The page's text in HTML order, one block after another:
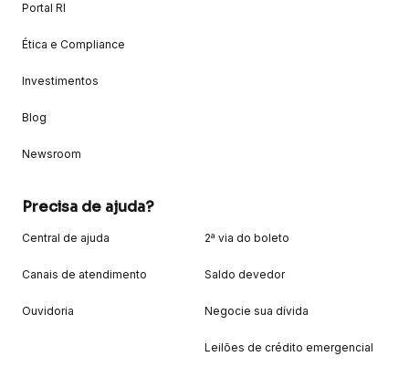
Portal RI
Ética e Compliance
Investimentos
Blog
Newsroom
Precisa de ajuda?
Central de ajuda
Canais de atendimento
Ouvidoria
2ª via do boleto
Saldo devedor
Negocie sua dívida
Leilões de crédito emergencial